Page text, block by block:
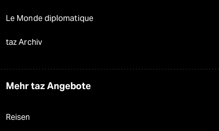
Le Monde diplomatique
taz Archiv
Mehr taz Angebote
Reisen